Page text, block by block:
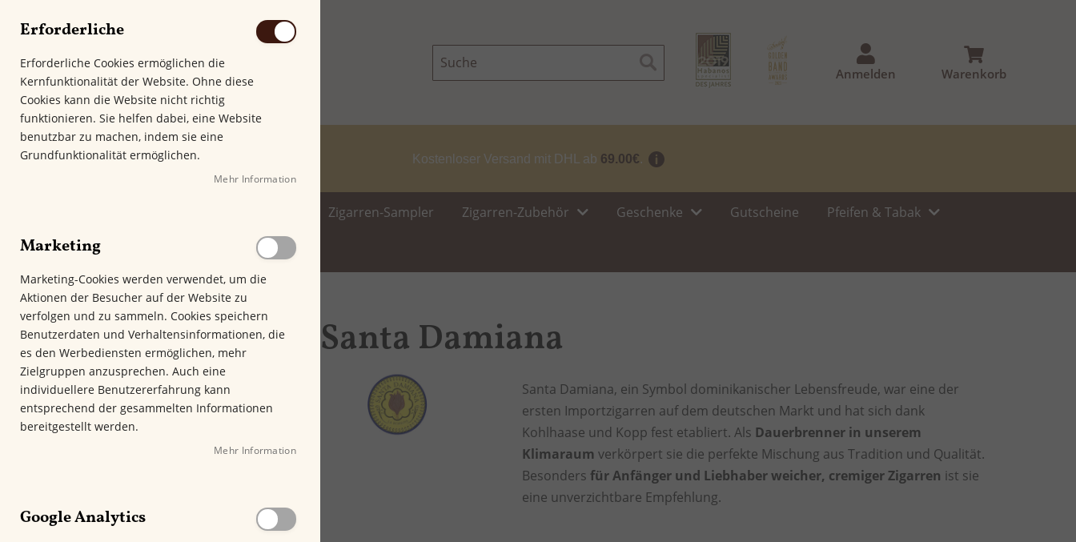
Warenkorb
Suche
Anmelden
Kostenloser Versand mit DHL ab 69.00€.
Zigarren-Sampler Zigarren-Zubehör Geschenke Gutscheine Pfeifen & Tabak
Spirituosenwelt
Startseite Santa Damiana
Santa Damiana
Santa Damiana, ein Symbol dominikanischer Lebensfreude, war eine der
ersten Importzigarren auf dem deutschen Markt und hat sich dank
Kohlhaase und Kopp fest etabliert. Als Dauerbrenner in unserem
Klimaraum verkörpert sie die perfekte Mischung aus Tradition und Qualität.
Besonders für Anfänger und Liebhaber weicher, cremiger Zigarren ist sie
eine unverzichtbare Empfehlung.
Genussfilter
Aroma
Marke
Format
Kräftigkeit
Erforderliche
Erforderliche Cookies ermöglichen die
Kernfunktionalität der Website. Ohne diese
Cookies kann die Website nicht richtig
funktionieren. Sie helfen dabei, eine Website
benutzbar zu machen, indem sie eine
Grundfunktionalität ermöglichen.
Mehr Information
Marketing
Marketing-Cookies werden verwendet, um die
Aktionen der Besucher auf der Website zu
verfolgen und zu sammeln. Cookies speichern
Benutzerdaten und Verhaltensinformationen, die
es den Werbediensten ermöglichen, mehr
Zielgruppen anzusprechen. Auch eine
individuellere Benutzererfahrung kann
entsprechend der gesammelten Informationen
bereitgestellt werden.
Mehr Information
Google Analytics